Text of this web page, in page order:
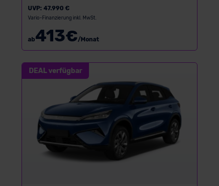
UVP: 47.990 €
Vario-Finanzierung inkl. MwSt.
ab413€/Monat
DEAL verfügbar